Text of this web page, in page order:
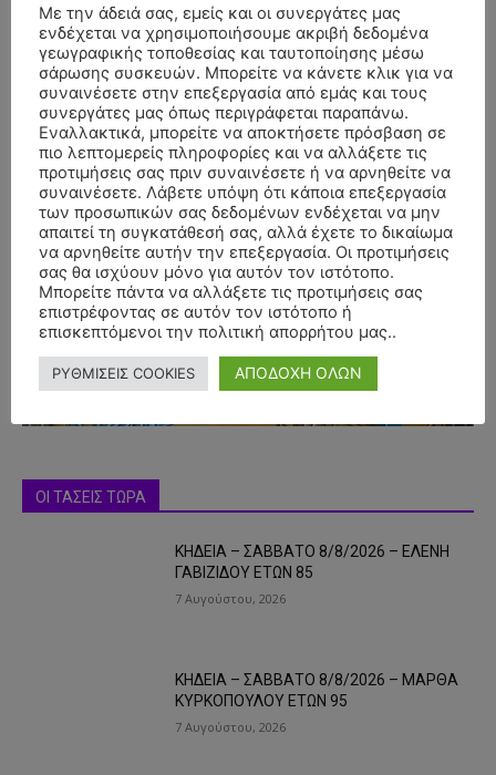
- Advertisment -
ΟΙ ΤΑΣΕΙΣ ΤΩΡΑ
ΚΗΔΕΙΑ – ΣΑΒΒΑΤΟ 8/8/2026 – ΕΛΕΝΗ
ΓΑΒΙΖΙΔΟΥ ΕΤΩΝ 85
7 Αυγούστου, 2026
ΚΗΔΕΙΑ – ΣΑΒΒΑΤΟ 8/8/2026 – ΜΑΡΘΑ
ΚΥΡΚΟΠΟΥΛΟΥ ΕΤΩΝ 95
7 Αυγούστου, 2026
Με την άδειά σας, εμείς και οι συνεργάτες μας
ενδέχεται να χρησιμοποιήσουμε ακριβή δεδομένα
γεωγραφικής τοποθεσίας και ταυτοποίησης μέσω
σάρωσης συσκευών. Μπορείτε να κάνετε κλικ για να
συναινέσετε στην επεξεργασία από εμάς και τους
συνεργάτες μας όπως περιγράφεται παραπάνω.
Εναλλακτικά, μπορείτε να αποκτήσετε πρόσβαση σε
πιο λεπτομερείς πληροφορίες και να αλλάξετε τις
προτιμήσεις σας πριν συναινέσετε ή να αρνηθείτε να
συναινέσετε. Λάβετε υπόψη ότι κάποια επεξεργασία
των προσωπικών σας δεδομένων ενδέχεται να μην
απαιτεί τη συγκατάθεσή σας, αλλά έχετε το δικαίωμα
να αρνηθείτε αυτήν την επεξεργασία. Οι προτιμήσεις
σας θα ισχύουν μόνο για αυτόν τον ιστότοπο.
Μπορείτε πάντα να αλλάξετε τις προτιμήσεις σας
επιστρέφοντας σε αυτόν τον ιστότοπο ή
επισκεπτόμενοι την πολιτική απορρήτου μας..
ΡΥΘΜΙΣΕΙΣ COOKIES ΑΠΟΔΟΧΗ ΟΛΩΝ